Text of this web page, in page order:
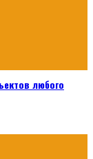
любого